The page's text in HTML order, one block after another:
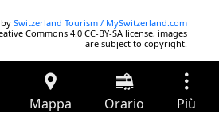
Switzerland Tourism / MySwitzerland.com
Commons 4.0 CC-BY-SA license, images
are subject to copyright.
Mappa Orario Più